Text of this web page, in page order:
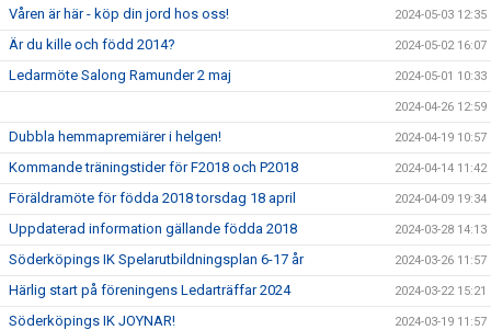
Våren är här - köp din jord hos oss! 2024-05-03 12:35
Är du kille och född 2014? 2024-05-02 16:07
Ledarmöte Salong Ramunder 2 maj 2024-05-01 10:33
2024-04-26 12:59
Dubbla hemmapremiärer i helgen! 2024-04-19 10:57
Kommande träningstider för F2018 och P2018 2024-04-14 11:42
Föräldramöte för födda 2018 torsdag 18 april 2024-04-09 19:34
Uppdaterad information gällande födda 2018 2024-03-28 14:13
Söderköpings IK Spelarutbildningsplan 6-17 år 2024-03-26 11:57
Härlig start på föreningens Ledarträffar 2024 2024-03-22 15:21
Söderköpings IK JOYNAR! 2024-03-19 11:57